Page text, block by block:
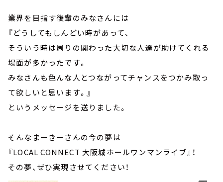
業界を目指す後輩のみなさんには
『どうしてもしんどい時があって、
そういう時は周りの関わった大切な人達が助けてくれる
場面が多かったです。
みなさんも色んな人とつながってチャンスをつかみ取っ
て欲しいと思います。』
というメッセージを送りました。
そんなまーきーさんの今の夢は
『LOCAL CONNECT 大阪城ホールワンマンライブ』！
その夢、ぜひ実現させてください！